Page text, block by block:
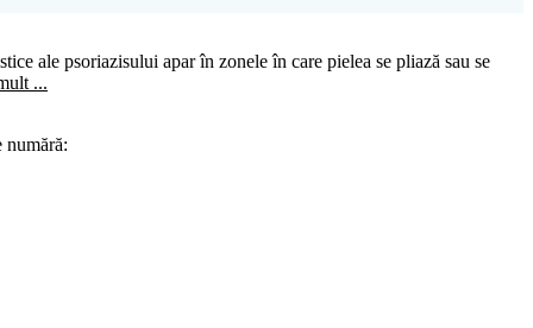
ale psoriazisului apar în zonele în care pielea se pliază sau se
numără: